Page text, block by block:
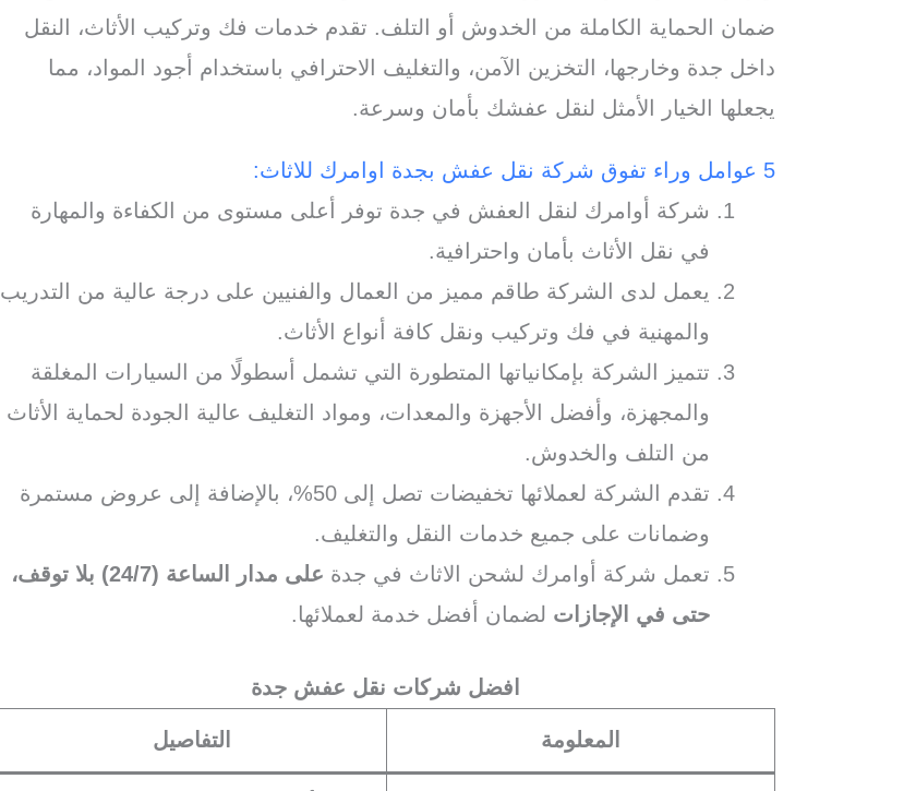
ضمان الحماية الكاملة من الخدوش أو التلف. تقدم خدمات فك وتركيب الأثاث، النقل
داخل جدة وخارجها، التخزين الآمن، والتغليف الاحترافي باستخدام أجود المواد، مما
يجعلها الخيار الأمثل لنقل عفشك بأمان وسرعة.
5 عوامل وراء تفوق شركة نقل عفش بجدة اوامرك للاثاث:
شركة أوامرك لنقل العفش في جدة توفر أعلى مستوى من الكفاءة والمهارة
في نقل الأثاث بأمان واحترافية.
يعمل لدى الشركة طاقم مميز من العمال والفنيين على درجة عالية من التدريب
والمهنية في فك وتركيب ونقل كافة أنواع الأثاث.
تتميز الشركة بإمكانياتها المتطورة التي تشمل أسطولًا من السيارات المغلقة
والمجهزة، وأفضل الأجهزة والمعدات، ومواد التغليف عالية الجودة لحماية الأثاث
من التلف والخدوش.
تقدم الشركة لعملائها تخفيضات تصل إلى 50%، بالإضافة إلى عروض مستمرة
وضمانات على جميع خدمات النقل والتغليف.
تعمل شركة أوامرك لشحن الاثاث في جدة
على مدار الساعة (24/7) بلا توقف،
حتى في الإجازات لضمان أفضل خدمة لعملائها.
افضل شركات نقل عفش جدة
المعلومة التفاصيل